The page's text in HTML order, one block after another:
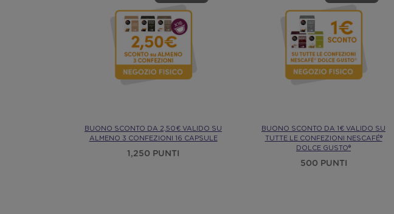
BUONO SCONTO DA 2,50€ VALIDO SU
ALMENO 3 CONFEZIONI 16 CAPSULE
1,250 PUNTI
BUONO SCONTO DA 1€ VALIDO SU
TUTTE LE CONFEZIONI NESCAFÉ®
DOLCE GUSTO®
500 PUNTI